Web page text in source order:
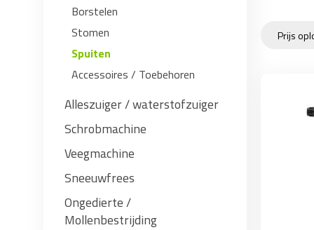
Borstelen
Stomen
Spuiten
Accessoires / Toebehoren
Alleszuiger / waterstofzuiger
Schrobmachine
Veegmachine
Sneeuwfrees
Ongedierte /
Mollenbestrijding